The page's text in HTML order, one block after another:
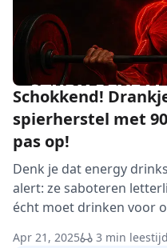
Schokkend!
spierherstel met
pas op!
Denk je dat energy
alert: ze saboteren
écht moet drinken voor
Apr 21, 2025 3 min leestijd